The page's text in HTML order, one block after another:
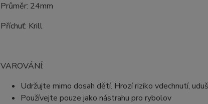
Průměr: 24mm
Příchuť: Krill
VAROVÁNÍ:
Udržujte mimo dosah dětí. Hrozí riziko vdechnutí,
Používejte pouze jako nástrahu pro rybolov